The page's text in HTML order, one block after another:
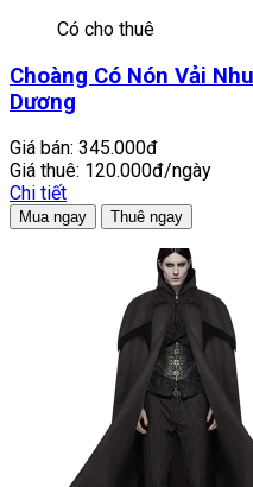
Có cho thuê
Choàng Có Nón Vải
Dương
Giá bán: 345.000đ
Giá thuê: 120.000đ/ngày
Chi tiết
Mua ngay Thuê ngay